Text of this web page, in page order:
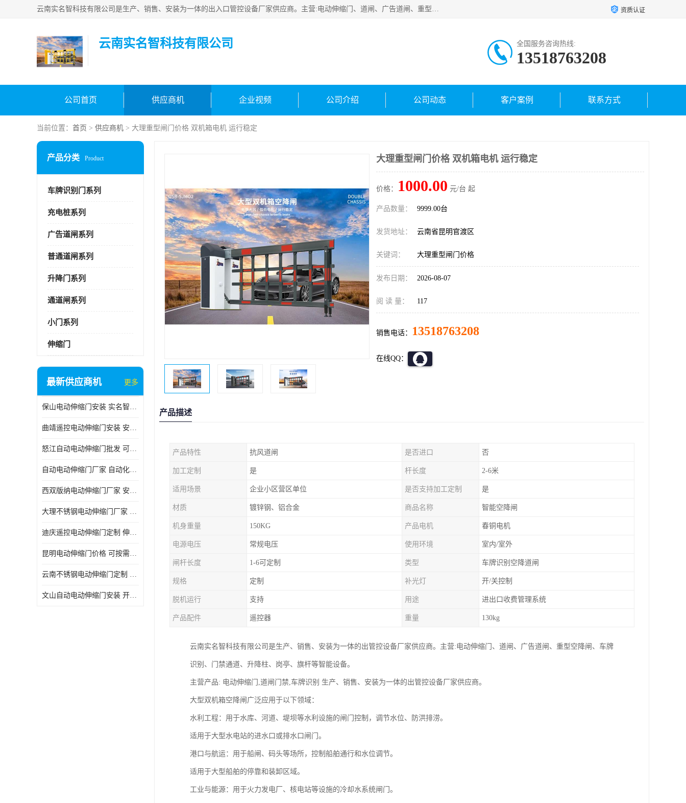
云南实名智科技有限公司是生产、销售、安装为一体的出入口管控设备厂家供应商。主营:电动伸缩门、道闸、广告道闸、重型空降闸、车牌识别、门禁通道、升降柱、岗亭、旗杆等智能设备。主营产品: 电动伸缩门,道闸门禁,车牌识别 生产、销售、安装为一体的出入口管控设备厂家源头供应商。 资质认证
云南实名智科技有限公司 全国服务咨询热线:
13518763208
公司首页 供应商机 企业视频 公司介绍 公司动态 客户案例 联系方式
当前位置： 首页 > 供应商机 > 大理重型闸门价格 双机箱电机 运行稳定
产品分类 Product
车牌识别门系列
充电桩系列
广告道闸系列
普通道闸系列
升降门系列
通道闸系列
小门系列
伸缩门
最新供应商机 更多
保山电动伸缩门安装 实名智科技 安全性高
曲靖遥控电动伸缩门安装 安全性高
怒江自动电动伸缩门批发 可按需定制
自动电动伸缩门厂家 自动化操作
西双版纳电动伸缩门厂家 安全性高
大理不锈钢电动伸缩门厂家 适合狭窄通道
迪庆遥控电动伸缩门定制 伸缩结构设计
昆明电动伸缩门价格 可按需定制
云南不锈钢电动伸缩门定制 自动化操作
文山自动电动伸缩门安装 开启后占用空间小
大理重型闸门价格 双机箱电机 运行稳定
价格： 1000.00 元/台 起
产品数量： 9999.00台
发货地址： 云南省昆明官渡区
关键词： 大理重型闸门价格
发布日期： 2026-08-07
阅 读 量： 117
销售电话： 13518763208
在线QQ：
产品描述
产品特性 抗风道闸 是否进口 否
加工定制 是 杆长度 2-6米
适用场景 企业小区营区单位 是否支持加工定制 是
材质 镀锌钢、铝合金 商品名称 智能空降闸
机身重量 150KG 产品电机 春铜电机
电源电压 常规电压 使用环境 室内/室外
闸杆长度 1-6可定制 类型 车牌识别空降道闸
规格 定制 补光灯 开/关控制
脱机运行 支持 用途 进出口收费管理系统
产品配件 遥控器 重量 130kg
云南实名智科技有限公司是生产、销售、安装为一体的出管控设备厂家供应商。主营:电动伸缩门、道闸、广告道闸、重型空降闸、车牌
识别、门禁通道、升降柱、岗亭、旗杆等智能设备。
主营产品: 电动伸缩门,道闸门禁,车牌识别 生产、销售、安装为一体的出管控设备厂家供应商。
大型双机箱空降闸广泛应用于以下领域：
水利工程：用于水库、河道、堤坝等水利设施的闸门控制，调节水位、防洪排涝。
适用于大型水电站的进水口或排水口闸门。
港口与航运：用于船闸、码头等场所，控制船舶通行和水位调节。
适用于大型船舶的停靠和装卸区域。
工业与能源：用于火力发电厂、核电站等设施的冷却水系统闸门。